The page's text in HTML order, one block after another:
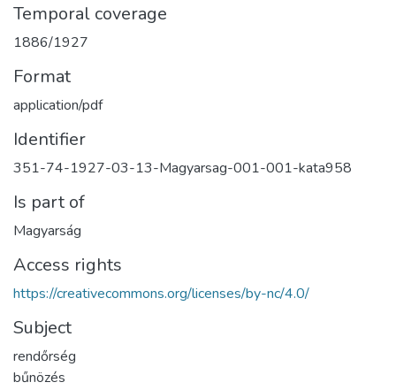
Temporal coverage
1886/1927
Format
application/pdf
Identifier
351-74-1927-03-13-Magyarsag-001-001-kata958
Is part of
Magyarság
Access rights
https://creativecommons.org/licenses/by-nc/4.0/
Subject
rendőrség
bűnözés